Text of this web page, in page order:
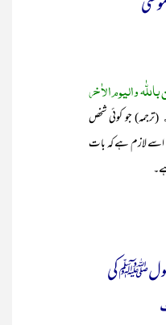
والیوم الاٰخر
(ترجمہ) جو کوئی شخص
اسے لازم ہے کہ بات
کی